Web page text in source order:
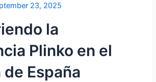
23, 2025
la
Plinko en el
España